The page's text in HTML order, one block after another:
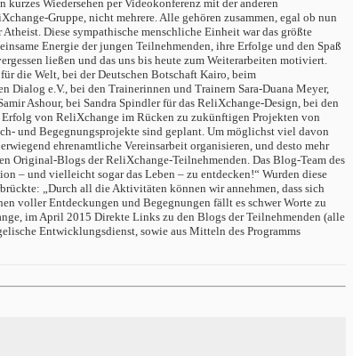
Wiedersehen per Videokonferenz mit der anderen
Gruppe, nicht mehrere. Alle gehören zusammen, egal ob nun
Diese sympathische menschliche Einheit war das größte
Energie der jungen Teilnehmenden, ihre Erfolge und den Spaß
ließen und das uns bis heute zum Weiterarbeiten motiviert.
die Welt, bei der Deutschen Botschaft Kairo, beim
e.V., bei den Trainerinnen und Trainern Sara-Duana Meyer,
Ashour, bei Sandra Spindler für das ReliXchange-Design, bei den
von ReliXchange im Rücken zu zukünftigen Projekten von
und Begegnungsprojekte sind geplant. Um möglichst viel davon
ehrenamtliche Vereinsarbeit organisieren, und desto mehr
Original-Blogs der ReliXchange-Teilnehmenden. Das Blog-Team des
– und vielleicht sogar das Leben – zu entdecken!“ Wurden diese
„Durch all die Aktivitäten können wir annehmen, dass sich
voller Entdeckungen und Begegnungen fällt es schwer Worte zu
im April 2015 Direkte Links zu den Blogs der Teilnehmenden (alle
Entwicklungsdienst, sowie aus Mitteln des Programms